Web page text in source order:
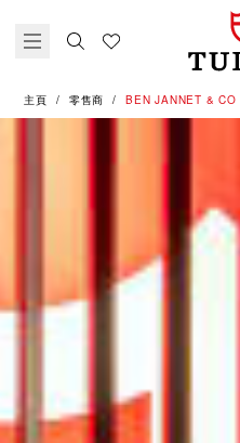
主頁 零售商 ‭BEN JANNET &